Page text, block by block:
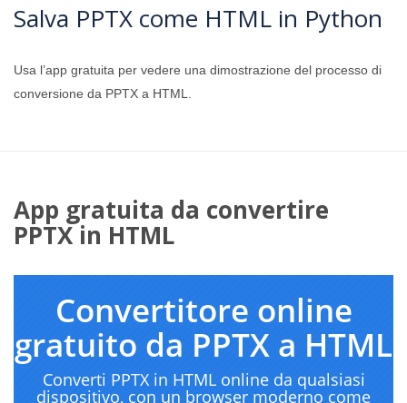
Salva PPTX come HTML in Python
Usa l’app gratuita per vedere una dimostrazione del processo di
conversione da PPTX a HTML.
App gratuita da convertire
PPTX in HTML